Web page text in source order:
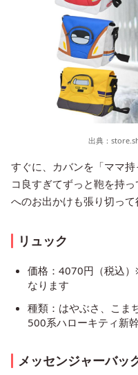
出典：
すぐに、カバンを「ママ
コ良すぎてずっと鞄を持
へのお出かけも張り切って
リュック
価格：4070円（税込
なります
種類：はやぶさ、こま
500系ハローキティ新
メッセンジャーバッ